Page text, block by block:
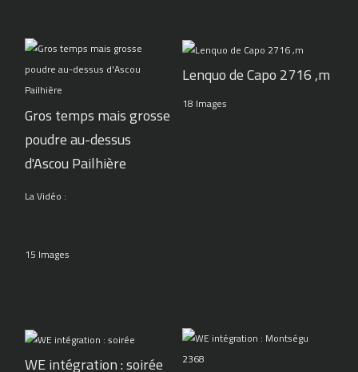
Gros temps mais grosse
poudre au-dessus
d'Ascou Pailhière
La Vidéo :
15 Images
Lenquo de Capo 2716 ,m
18 Images
WE intégration : soirée